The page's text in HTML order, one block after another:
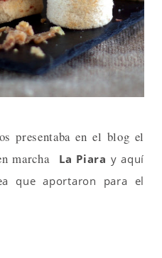
presentaba en el blog el
marcha
La Piara y aquí
que aportaron para el